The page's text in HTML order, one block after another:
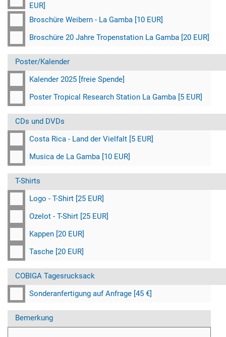
EUR]
Broschüre Weibern - La Gamba [10 EUR]
Broschüre 20 Jahre Tropenstation La Gamba [20 EUR]
Poster/Kalender
Kalender 2025 [freie Spende]
Poster Tropical Research Station La Gamba [5 EUR]
CDs und DVDs
Costa Rica - Land der Vielfalt [5 EUR]
Musica de La Gamba [10 EUR]
T-Shirts
Logo - T-Shirt [25 EUR]
Ozelot - T-Shirt [25 EUR]
Kappen [20 EUR]
Tasche [20 EUR]
COBIGA Tagesrucksack
Sonderanfertigung auf Anfrage [45 €]
Bemerkung